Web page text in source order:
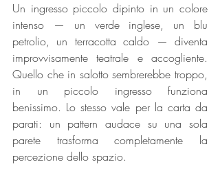
Un ingresso piccolo dipinto in un colore
intenso — un verde inglese, un blu
petrolio, un terracotta caldo — diventa
improvvisamente teatrale e accogliente.
Quello che in salotto sembrerebbe troppo,
in un piccolo ingresso funziona
benissimo. Lo stesso vale per la carta da
parati: un pattern audace su una sola
parete trasforma completamente la
percezione dello spazio.